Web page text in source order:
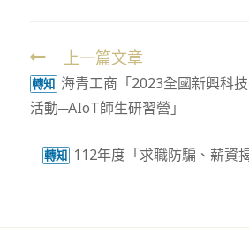
Read
more
articles
上一篇文章
轉知 海青工商「2023全國新興科
活動─AIoT師生研習營」
轉知 112年度「求職防騙、薪資